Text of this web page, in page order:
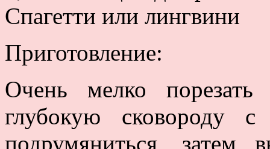
Спагетти или лингвини
Приготовление:
Очень мелко
глубокую сковороду
подрумяниться, затем